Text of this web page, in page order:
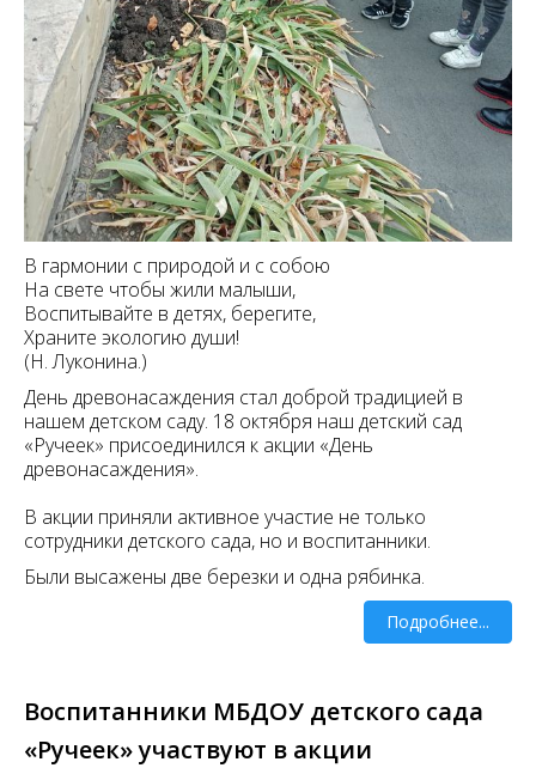
В гармонии с природой и с собою
На свете чтобы жили малыши,
Воспитывайте в детях, берегите,
Храните экологию души!
(Н. Луконина.)
День древонасаждения стал доброй традицией в
нашем детском саду. 18 октября наш детский сад
«Ручеек» присоединился к акции «День
древонасаждения».
В акции приняли активное участие не только
сотрудники детского сада, но и воспитанники.
Были высажены две березки и одна рябинка.
Подробнее...
Воспитанники МБДОУ детского сада
«Ручеек» участвуют в акции